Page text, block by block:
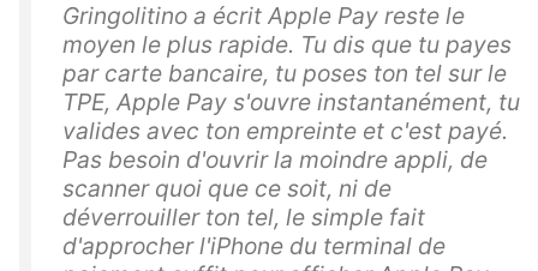
Gringolitino a écrit Apple Pay reste le
moyen le plus rapide. Tu dis que tu payes
par carte bancaire, tu poses ton tel sur le
TPE, Apple Pay s'ouvre instantanément, tu
valides avec ton empreinte et c'est payé.
Pas besoin d'ouvrir la moindre appli, de
scanner quoi que ce soit, ni de
déverrouiller ton tel, le simple fait
d'approcher l'iPhone du terminal de